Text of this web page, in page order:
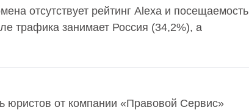
отсутствует рейтинг Alexa и посещаемость
трафика занимает Россия (34,2%), а
юристов от компании «Правовой Сервис»